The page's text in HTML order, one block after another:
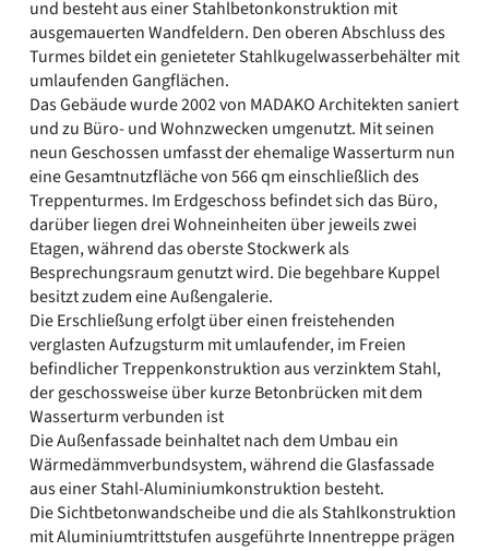
und besteht aus einer Stahlbetonkonstruktion mit
ausgemauerten Wandfeldern. Den oberen Abschluss des
Turmes bildet ein genieteter Stahlkugelwasserbehälter mit
umlaufenden Gangflächen.
Das Gebäude wurde 2002 von MADAKO Architekten saniert
und zu Büro- und Wohnzwecken umgenutzt. Mit seinen
neun Geschossen umfasst der ehemalige Wasserturm nun
eine Gesamtnutzfläche von 566 qm einschließlich des
Treppenturmes. Im Erdgeschoss befindet sich das Büro,
darüber liegen drei Wohneinheiten über jeweils zwei
Etagen, während das oberste Stockwerk als
Besprechungsraum genutzt wird. Die begehbare Kuppel
besitzt zudem eine Außengalerie.
Die Erschließung erfolgt über einen freistehenden
verglasten Aufzugsturm mit umlaufender, im Freien
befindlicher Treppenkonstruktion aus verzinktem Stahl,
der geschossweise über kurze Betonbrücken mit dem
Wasserturm verbunden ist
Die Außenfassade beinhaltet nach dem Umbau ein
Wärmedämmverbundsystem, während die Glasfassade
aus einer Stahl-Aluminiumkonstruktion besteht.
Die Sichtbetonwandscheibe und die als Stahlkonstruktion
mit Aluminiumtrittstufen ausgeführte Innentreppe prägen